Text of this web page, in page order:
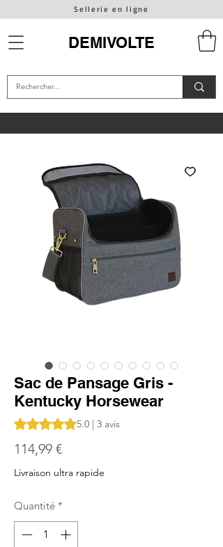
Sellerie en ligne
DEMIVOLTE
Sac de Pansage Gris -
Kentucky Horsewear
La note est de 5.0 sur cinq étoiles selon 3
5.0 | 3 avis
114,99 €Prix
Livraison ultra rapide
Quantité *